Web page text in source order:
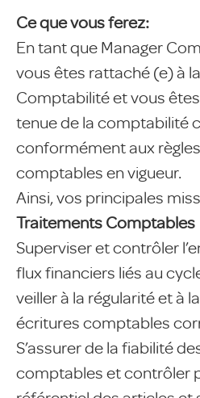
Ce que vous ferez:
En tant que Manager
vous êtes rattaché (e) à
Comptabilité et vous
tenue de la comptabilité
conformément aux
comptables en vigueur.
Ainsi, vos principales
Traitements Comptables
Superviser et contrôler
flux financiers liés au
veiller à la régularité et à
écritures comptables
S’assurer de la fiabilité
comptables et contrôler